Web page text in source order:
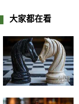
大家都在看